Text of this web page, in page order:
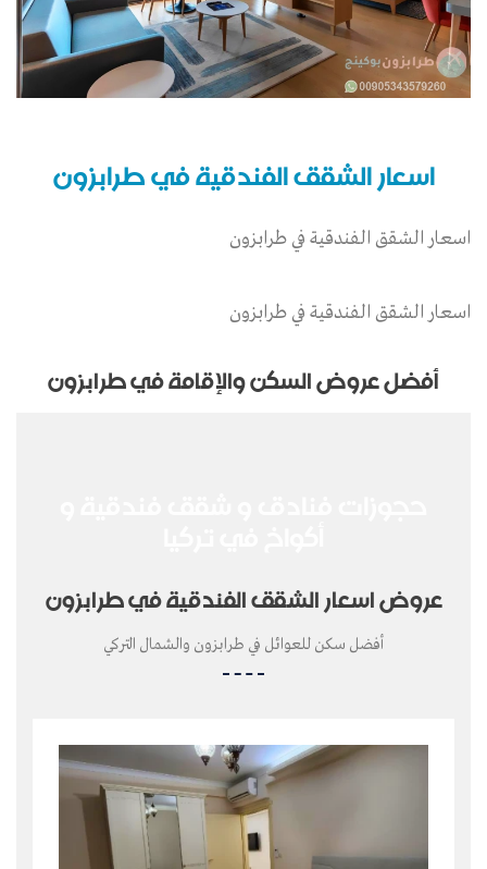
اسعار الشقق الفندقية في طرابزون
اسعار الشقق الفندقية في طرابزون
اسعار الشقق الفندقية في طرابزون
أفضل عروض السكن والإقامة في طرابزون
عروض اسعار الشقق الفندقية في طرابزون
أفضل سكن للعوائل في طرابزون والشمال التركي